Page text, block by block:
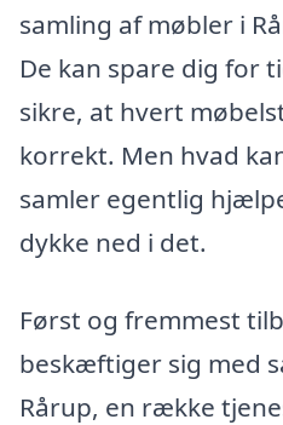
samling af møbler i
De kan spare dig for
sikre, at hvert
korrekt. Men hvad
samler egentlig
dykke ned i det.
Først og fremmest
beskæftiger sig med
Rårup, en række